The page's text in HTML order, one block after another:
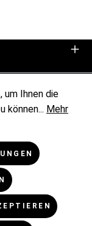
um Ihnen die
können... Mehr